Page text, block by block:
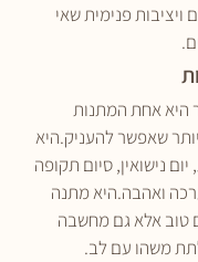
ויציבות פנימית שאי
היא אחת המתנות
שאפשר להעניק.היא
נישואין, סיום תקופה
ואהבה.היא מתנה
אלא גם מחשבה
משהו עם לב.